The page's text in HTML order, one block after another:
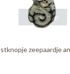
quickshop
zeepaardje